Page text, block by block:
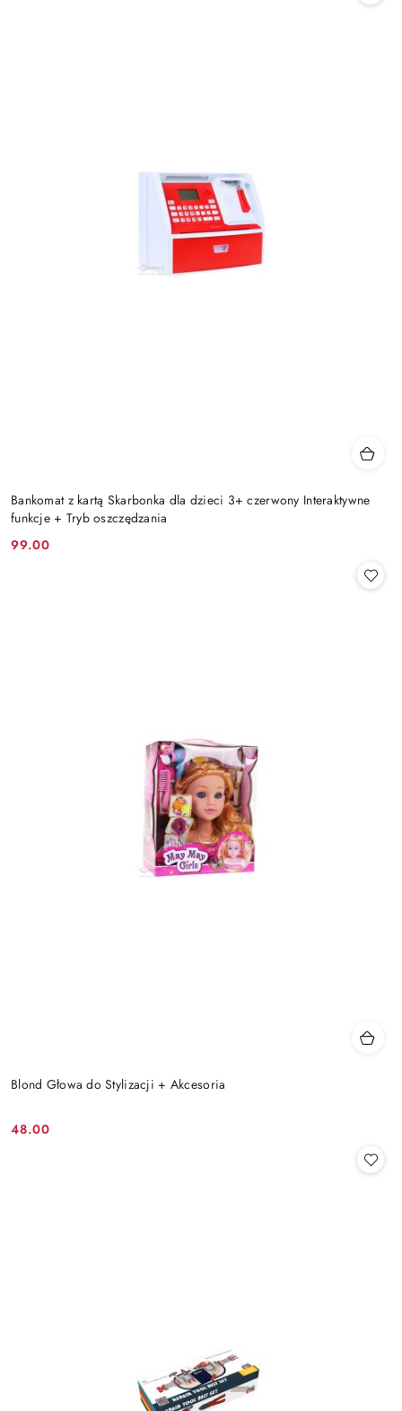
Bankomat z kartą Skarbonka dla dzieci 3+ czerwony Interaktywne
funkcje + Tryb oszczędzania
Cena:
99.00
Blond Głowa do Stylizacji + Akcesoria
Cena:
48.00